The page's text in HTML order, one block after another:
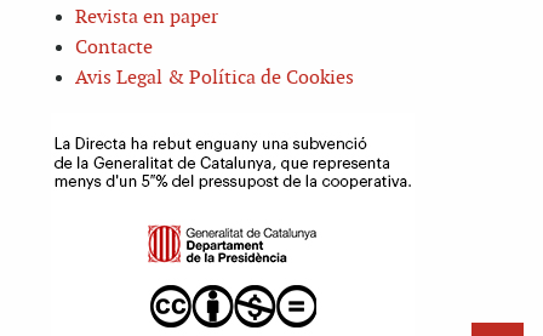
Revista en paper
Contacte
Avis Legal & Política de Cookies